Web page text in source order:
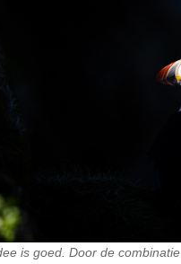
is goed. Door de